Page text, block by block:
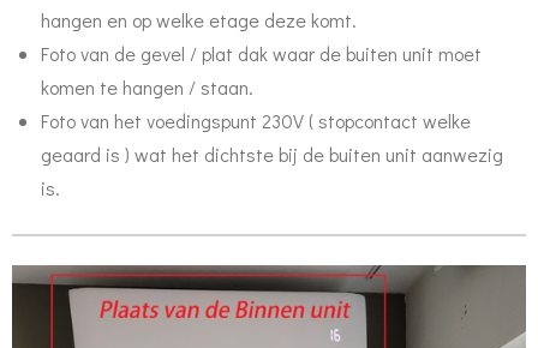
hangen en op welke etage deze komt.
Foto van de gevel / plat dak waar de buiten unit moet
komen te hangen / staan.
Foto van het voedingspunt 230V ( stopcontact welke
geaard is ) wat het dichtste bij de buiten unit aanwezig
is.